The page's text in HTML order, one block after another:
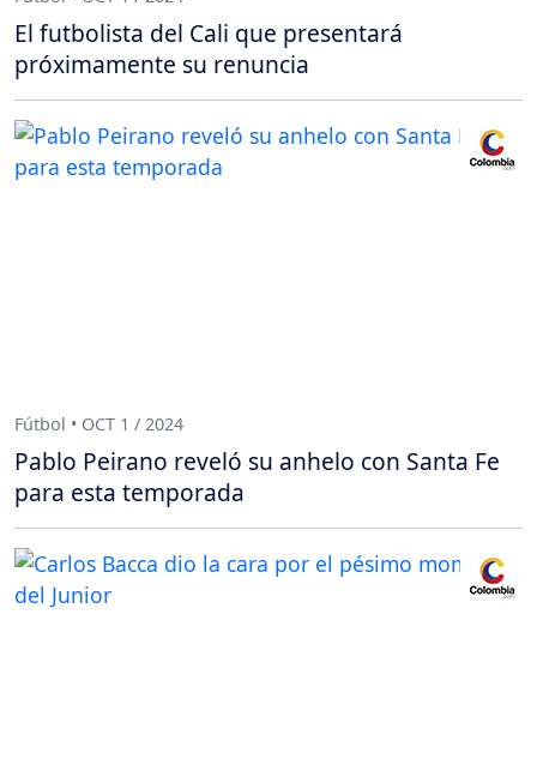
El futbolista del Cali que presentará
próximamente su renuncia
Fútbol • OCT 1 / 2024
Pablo Peirano reveló su anhelo con Santa Fe
para esta temporada